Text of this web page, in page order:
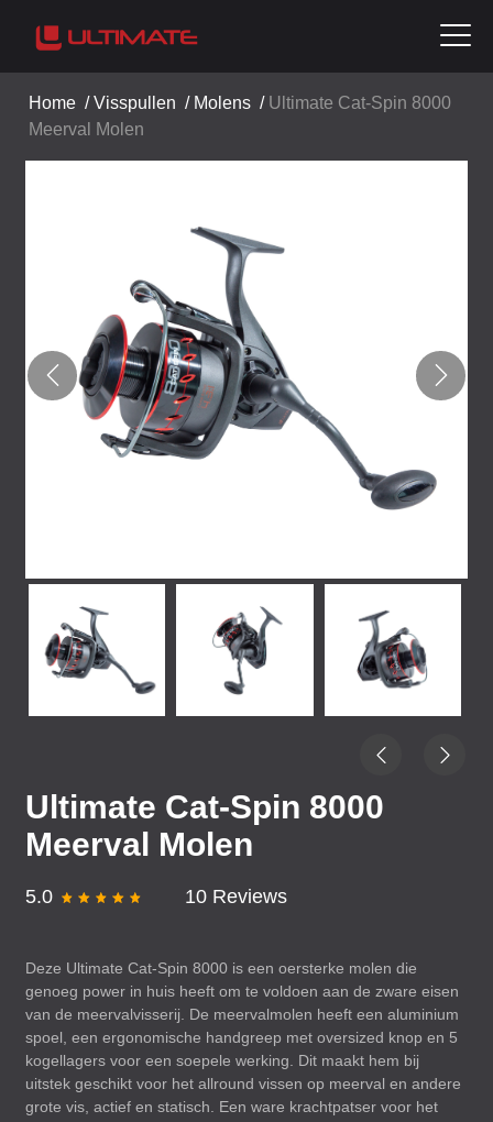
Home /Visspullen / Molens / Ultimate Cat-Spin 8000
Meerval Molen
Ultimate Cat-Spin 8000
Meerval Molen
5.0 10 Reviews
Deze Ultimate Cat-Spin 8000 is een oersterke molen die
genoeg power in huis heeft om te voldoen aan de zware eisen
van de meervalvisserij. De meervalmolen heeft een aluminium
spoel, een ergonomische handgreep met oversized knop en 5
kogellagers voor een soepele werking. Dit maakt hem bij
uitstek geschikt voor het allround vissen op meerval en andere
grote vis, actief en statisch. Een ware krachtpatser voor het